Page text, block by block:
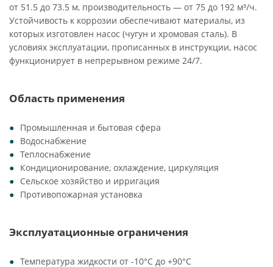
от 51.5 до 73.5 м, производительность — от 75 до 192 м³/ч.
Устойчивость к коррозии обеспечивают материалы, из
которых изготовлен насос (чугун и хромовая сталь). В
условиях эксплуатации, прописанных в инструкции, насос
функционирует в непрерывном режиме 24/7.
Область применения
Промышленная и бытовая сфера
Водоснабжение
Теплоснабжение
Кондиционирование, охлаждение, циркуляция
Сельское хозяйство и ирригация
Противопожарная установка
Эксплуатационные ограничения
Температура жидкости от -10°C до +90°C